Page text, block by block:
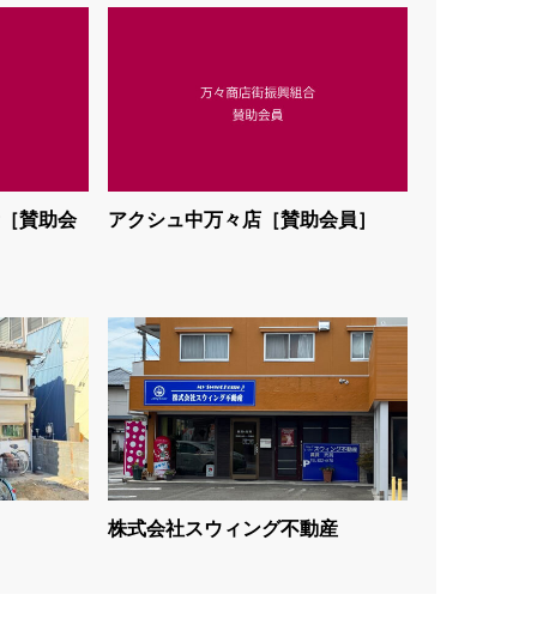
賛助会 アクシュ中万々店［賛助会員］
株式会社スウィング不動産